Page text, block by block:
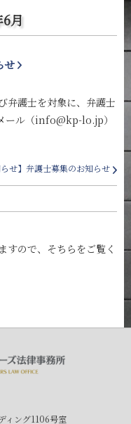
6月
せ
弁護士を対象に、弁護士
ール（info@kp-lo.jp）
らせ】弁護士募集のお知らせ
すので、そちらをご覧く
ィング1106号室